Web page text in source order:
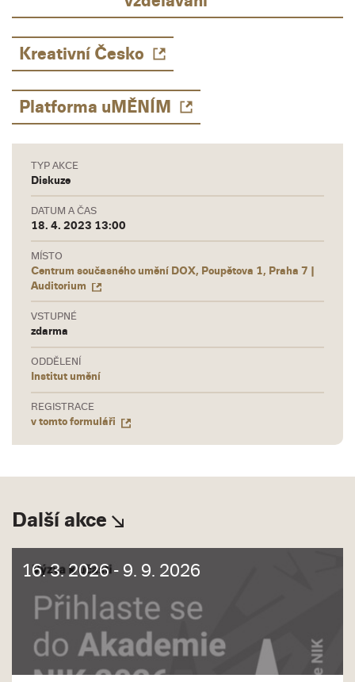
Kreativní Česko
Platforma uMĚNÍM
TYP AKCE
Diskuze
DATUM A ČAS
18. 4. 2023 13:00
MÍSTO
Centrum současného umění DOX, Poupětova 1, Praha 7 |
Auditorium
VSTUPNÉ
zdarma
ODDĚLENÍ
Institut umění
REGISTRACE
v tomto formuláři
Další akce
16. 3. 2026 - 9. 9. 2026